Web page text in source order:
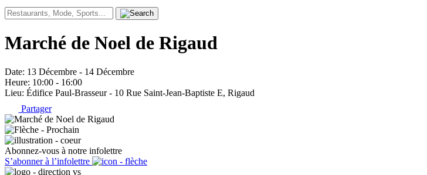
Marché de Noel de Rigaud
Date: 13 Décembre - 14 Décembre
Heure: 10:00 - 16:00
Lieu: Édifice Paul-Brasseur - 10 Rue Saint-Jean-Baptiste E, Rigaud
Partager
Abonnez-vous à notre infolettre
S’abonner à l’infolettre